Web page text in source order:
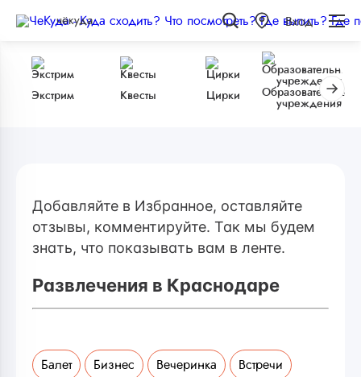
чёкуда Вход
Экстрим Квесты Цирки
Образовательные
учреждения
Добавляйте в Избранное, оставляйте
отзывы, комментируйте. Так мы будем
знать, что показывать вам в ленте.
Развлечения в Краснодаре
Балет Бизнес Вечеринка Встречи